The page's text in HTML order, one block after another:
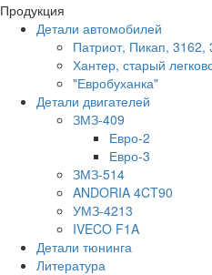
Продукция
Детали автомобилей
Патриот, Пикап, 3162,
Хантер, старый
"Евробуханка"
Детали двигателей
ЗМЗ-409
Евро-2
Евро-3
ЗМЗ-514
ANDORIA 4CT90
УМЗ-4213
IVECO F1A
Детали тюнинга
Литература